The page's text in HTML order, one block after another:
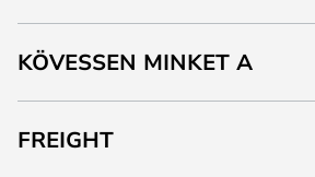
KÖVESSEN MINKET A
FREIGHT